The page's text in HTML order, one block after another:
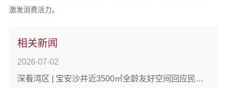
激发消费活力。
相关新闻
2026-07-02
深看湾区 | 宝安沙井近3500㎡全龄友好空间回应民生刚需